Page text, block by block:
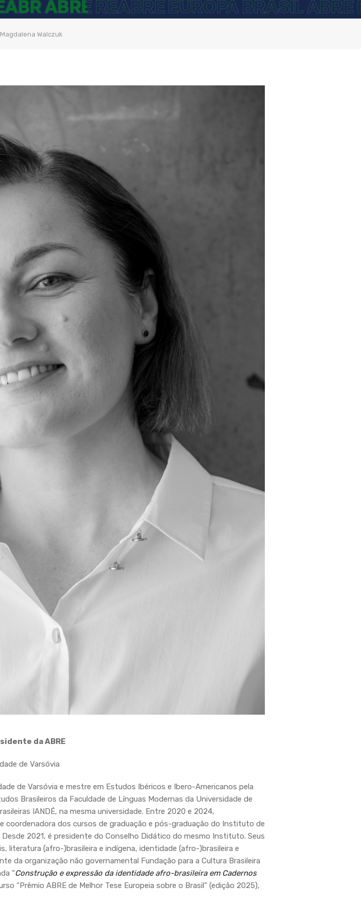
Magdalena Walczuk
da ABRE
de Varsóvia
de Varsóvia e mestre em Estudos Ibéricos e Ibero-Americanos pela
Brasileiros da Faculdade de Línguas Modernas da Universidade de
IANDÉ, na mesma universidade. Entre 2020 e 2024,
dos cursos de graduação e pós-graduação do Instituto de
2021, é presidente do Conselho Didático do mesmo Instituto. Seus
literatura (afro-)brasileira e indígena, identidade (afro-)brasileira e
da organização não governamental Fundação para a Cultura Brasileira
“Construção e expressão da identidade afro-brasileira em Cadernos
“Prêmio ABRE de Melhor Tese Europeia sobre o Brasil” (edição 2025),